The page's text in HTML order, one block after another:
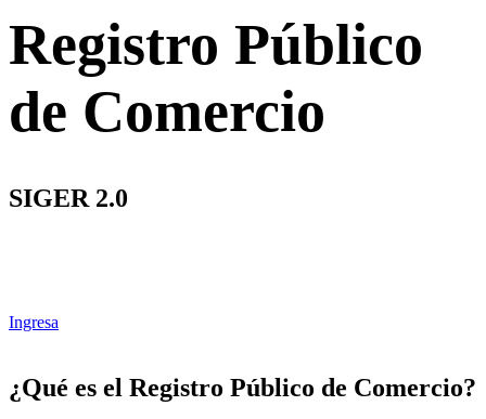
Registro Público
de Comercio
SIGER 2.0
Ingresa
¿Qué es el Registro Público de Comercio?